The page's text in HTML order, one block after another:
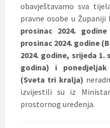
obavještavamo sva
pravne osobe u Županiji
prosinac 2024.
prosinac 2024. godine
2024. godine, srijeda 1.
godina) i
(Sveta tri kralja)
izvijestili su iz
prostornog uređenja.